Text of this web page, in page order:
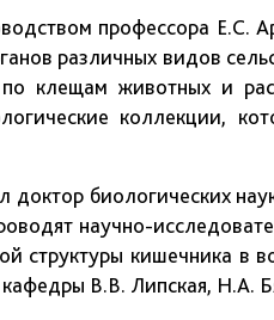
профессора Е.С.
различных видов
клещам животных и
коллекции,
биологических
научно-
структуры кишечника в
В.В. Липская, Н.А.